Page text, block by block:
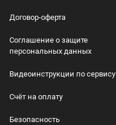
Договор-оферта
Соглашение о защите
персональных данных
Видеоинструкции по сервису
Счёт на оплату
Безопасность